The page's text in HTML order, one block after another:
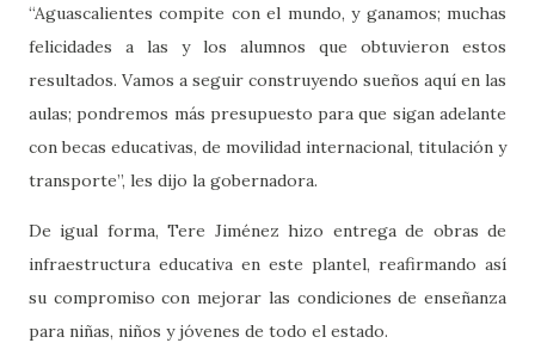
“Aguascalientes compite con el mundo, y ganamos; muchas
felicidades a las y los alumnos que obtuvieron estos
resultados. Vamos a seguir construyendo sueños aquí en las
aulas; pondremos más presupuesto para que sigan adelante
con becas educativas, de movilidad internacional, titulación y
transporte”, les dijo la gobernadora.
De igual forma, Tere Jiménez hizo entrega de obras de
infraestructura educativa en este plantel, reafirmando así
su compromiso con mejorar las condiciones de enseñanza
para niñas, niños y jóvenes de todo el estado.